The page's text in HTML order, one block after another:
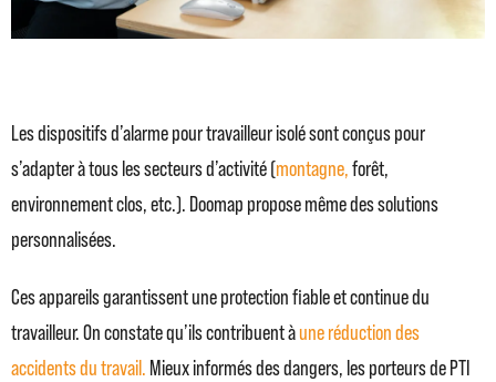
Les dispositifs d’alarme pour travailleur isolé sont conçus pour
s’adapter à tous les secteurs d’activité (montagne, forêt,
environnement clos, etc.). Doomap propose même des solutions
personnalisées.
Ces appareils garantissent une protection fiable et continue du
travailleur. On constate qu’ils contribuent àune réduction des
accidents du travail. Mieux informés des dangers, les porteurs de PTI